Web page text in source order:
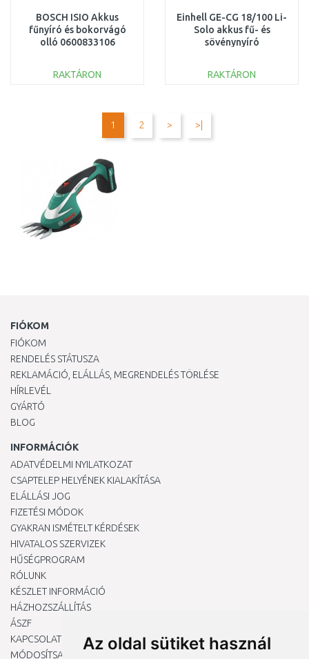
Az oldal sütiket használ
BOSCH ISIO Akkus
fűnyíró és bokorvágó
olló 0600833106
RAKTÁRON
Einhell GE-CG 18/100 Li-
Solo akkus fű- és
sövénynyíró
nélkül) 3410313
RAKTÁRON
Összehasonlítás
1 2 > >|
FIÓKOM
FIÓKOM
RENDELÉS STÁTUSZA
REKLAMÁCIÓ, ELÁLLÁS, MEGRENDELÉS TÖRLÉSE
HÍRLEVÉL
GYÁRTÓ
BLOG
INFORMÁCIÓK
ADATVÉDELMI NYILATKOZAT
CSAPTELEP HELYÉNEK KIALAKÍTÁSA
ELÁLLÁSI JOG
FIZETÉSI MÓDOK
GYAKRAN ISMÉTELT KÉRDÉSEK
HIVATALOS SZERVIZEK
HŰSÉGPROGRAM
RÓLUNK
KÉSZLET INFORMÁCIÓ
HÁZHOZSZÁLLÍTÁS
ÁSZF
KAPCSOLAT
MÓDOSÍTSA A COOKIE-BEÁLLÍTÁSAIMAT